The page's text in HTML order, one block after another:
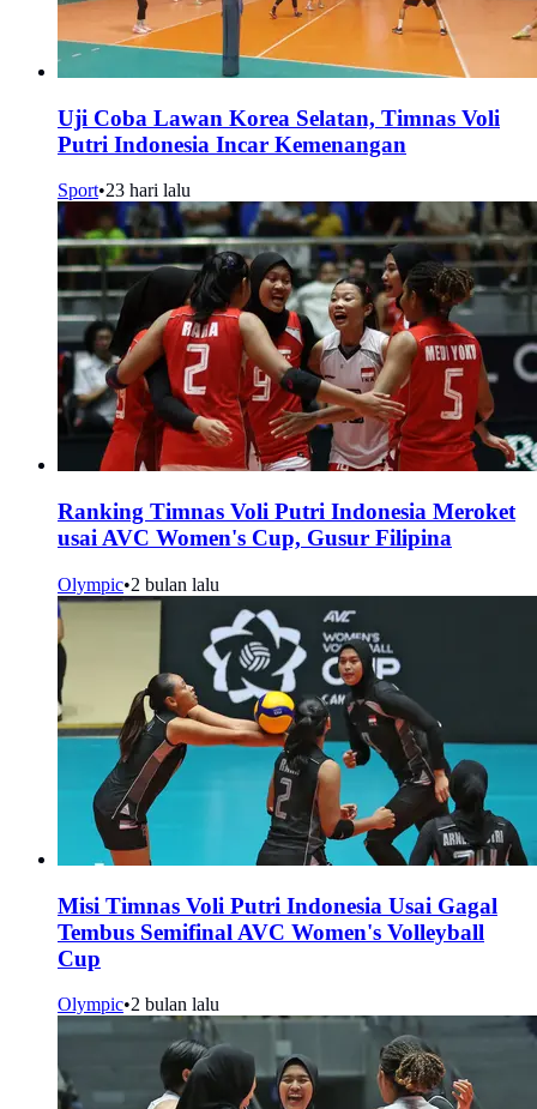
Uji Coba Lawan Korea Selatan, Timnas Voli
Putri Indonesia Incar Kemenangan
Sport•23 hari lalu
Ranking Timnas Voli Putri Indonesia Meroket
usai AVC Women's Cup, Gusur Filipina
Olympic•2 bulan lalu
Misi Timnas Voli Putri Indonesia Usai Gagal
Tembus Semifinal AVC Women's Volleyball
Cup
Olympic•2 bulan lalu